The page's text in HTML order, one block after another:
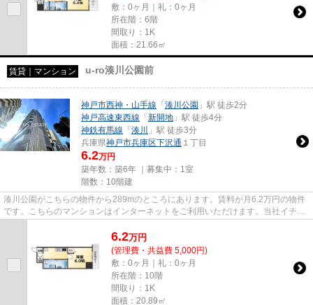
敷：0ヶ月｜礼：0ヶ月
所在階：6階
間取り：1K
面積：21.66㎡
賃貸｜マンション u-ro湊川公園前
神戸市西神・山手線 「 湊川公園 」駅 徒歩2分
神戸高速東西線 「 新開地 」駅 徒歩4分
神鉄有馬線 「 湊川
」駅 徒歩3分
兵庫県神戸市兵庫区下沢通 １丁目
6.2万円
築年数：築6年 ｜募集中： 1室
階数：10階建
湊川公園がこちらの物件から289mのところにあります。賃料が月6.2万円の物件
です。こちらのマンションはインターネットをご利用いただけます。当社イチオ
6.2万円
(管理費・共益費 5,000円)
敷：0ヶ月｜礼：0ヶ月
所在階：10階
間取り：1K
面積：20.89㎡